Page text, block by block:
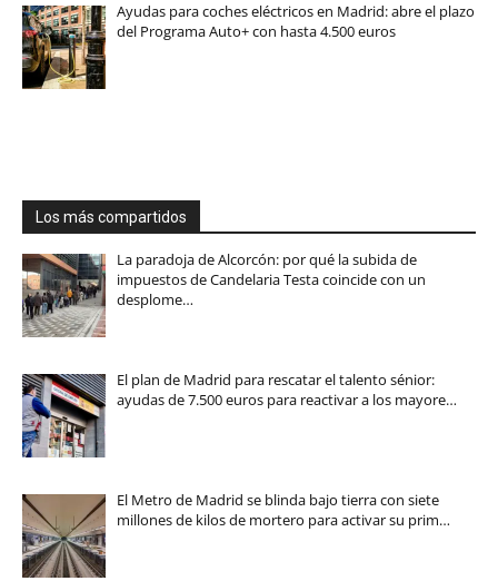
Ayudas para coches eléctricos en Madrid: abre el plazo
del Programa Auto+ con hasta 4.500 euros
Los más compartidos
La paradoja de Alcorcón: por qué la subida de
impuestos de Candelaria Testa coincide con un
desplome…
El plan de Madrid para rescatar el talento sénior:
ayudas de 7.500 euros para reactivar a los mayore…
El Metro de Madrid se blinda bajo tierra con siete
millones de kilos de mortero para activar su prim…